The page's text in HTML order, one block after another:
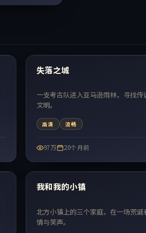
热门
失落之城
一支考古队进入亚马逊雨林，寻找
文明。
高清 流畅
97万 20个月前
热门
我和我的小镇
北方小镇上的三个家庭，在一场荒
情与笑声。